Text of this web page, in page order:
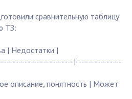
сравнительную таблицу
ТЗ:
| Недостатки |
|---------------
описание, понятность | Может